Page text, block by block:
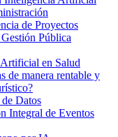
de Proyectos
Pública
en Salud
de manera rentable y
Datos
Integral de Eventos